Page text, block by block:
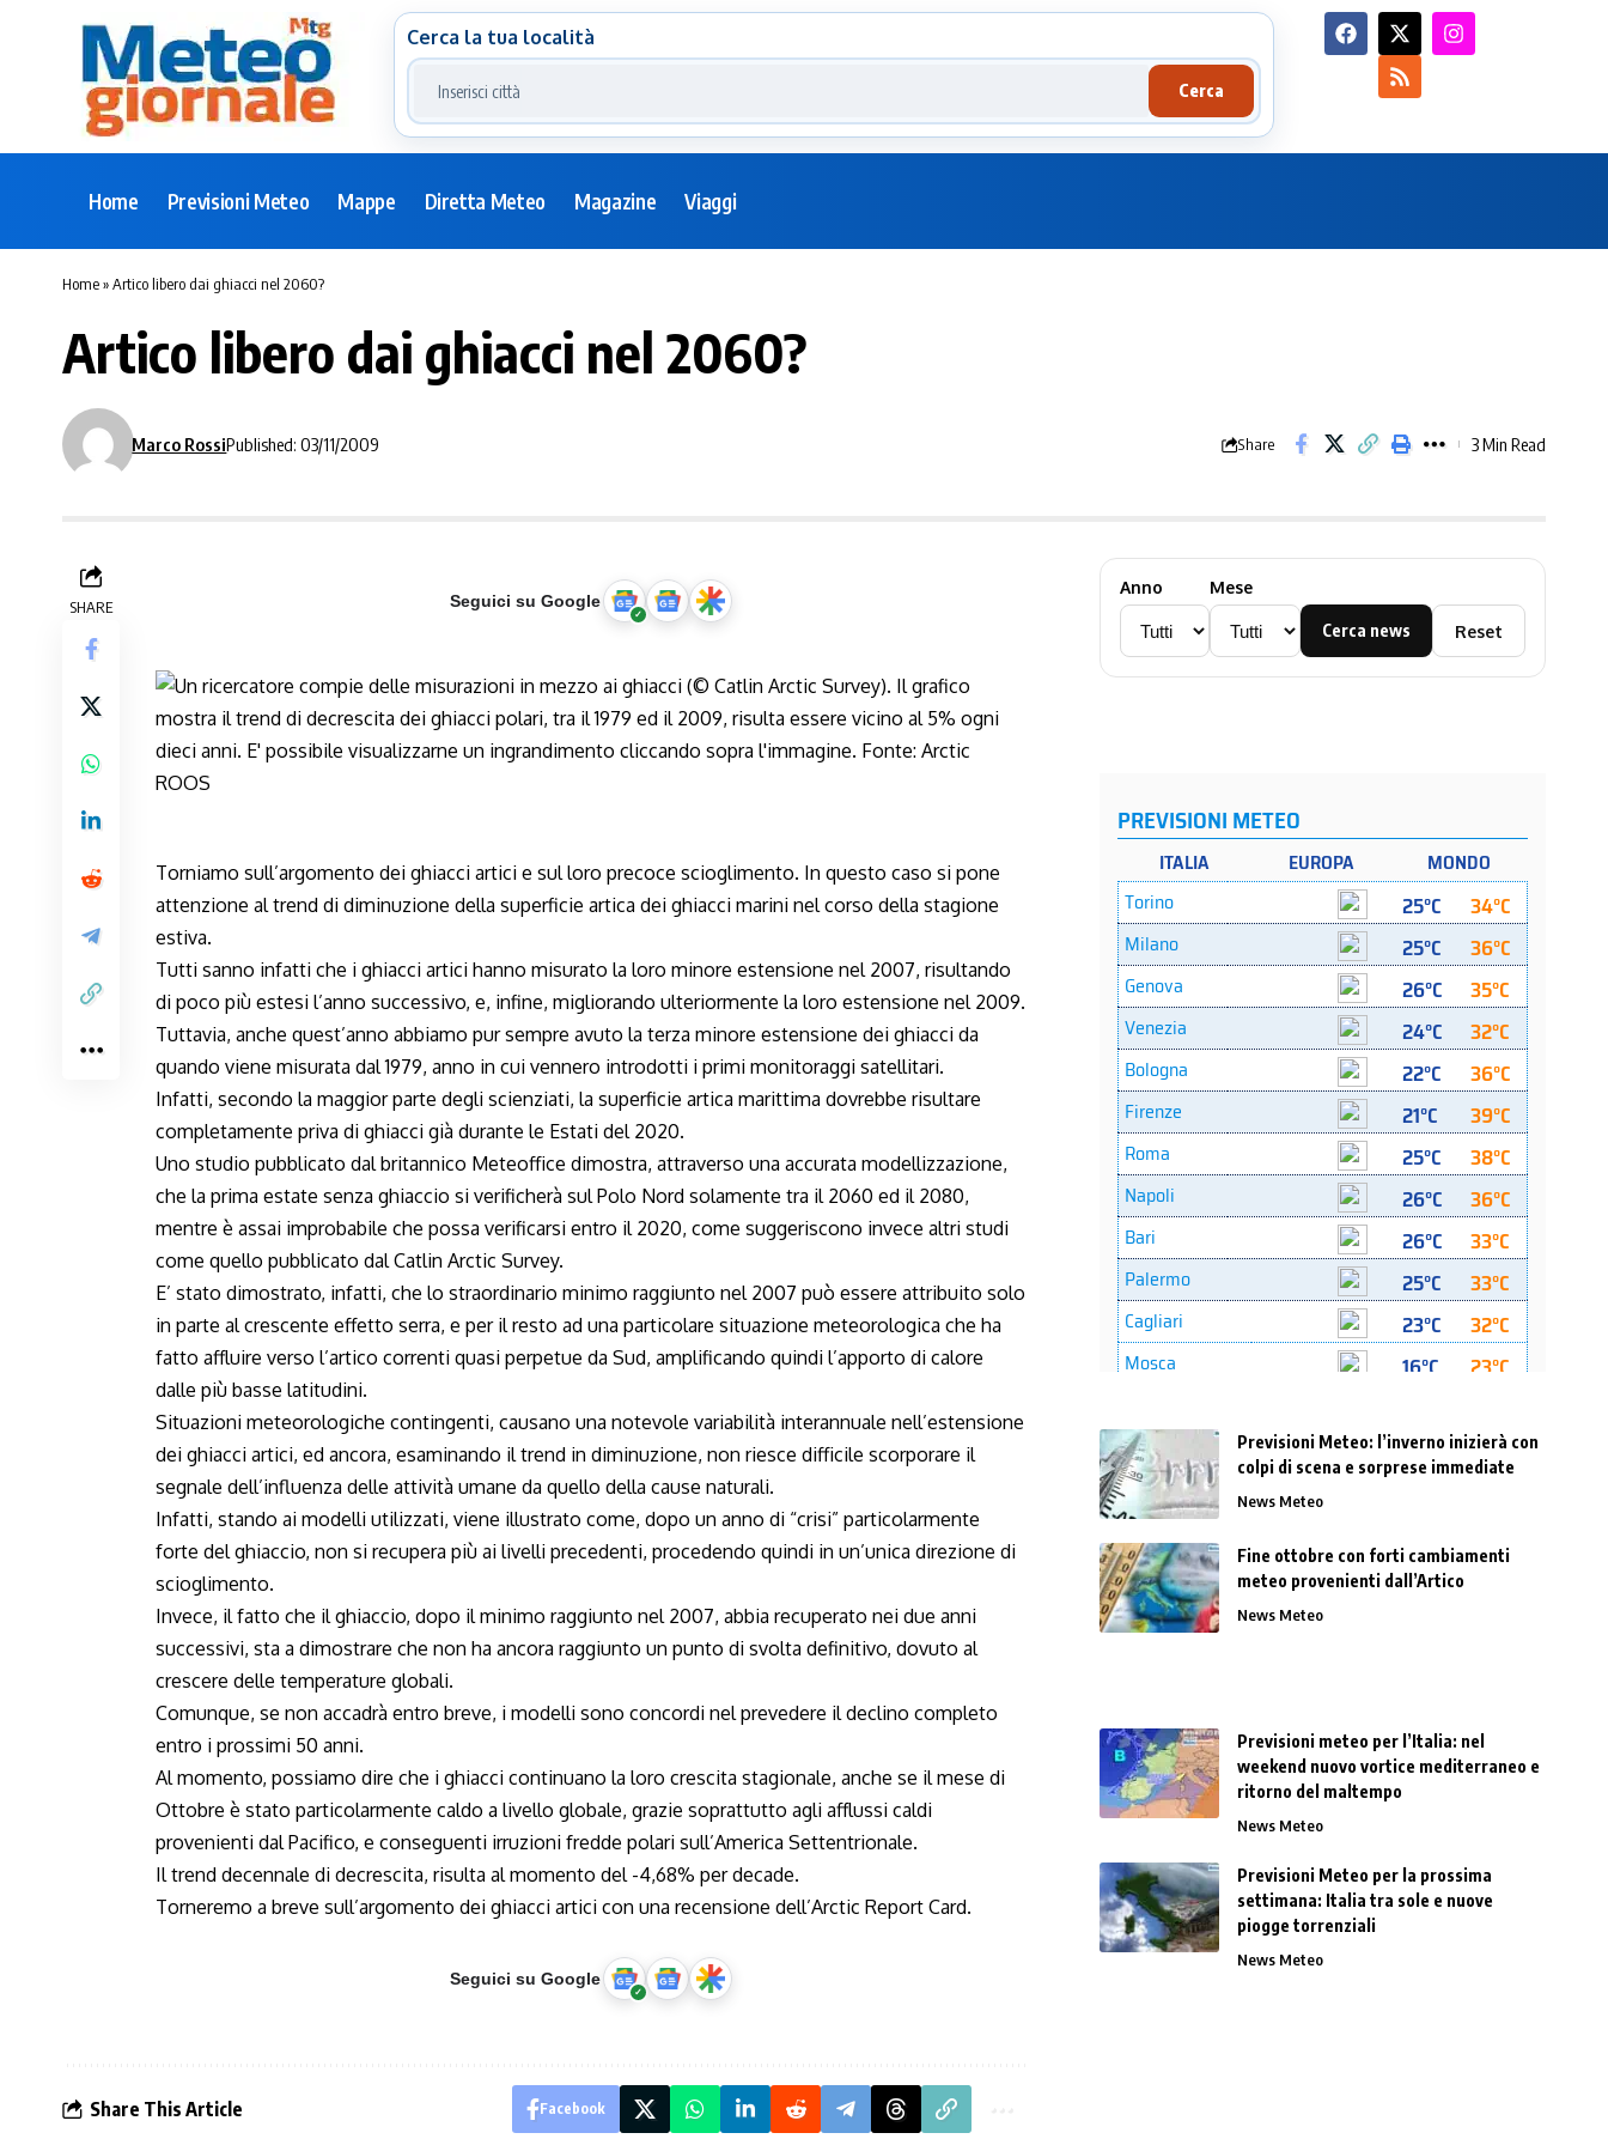
Cerca la tua località
Cerca
Home Previsioni Meteo Mappe Diretta Meteo Magazine Viaggi
Home»Artico libero dai ghiacci nel 2060?
Artico libero dai ghiacci nel 2060?
Marco RossiPublished: 03/11/2009 Share 3 Min Read
SHARE Seguici su Google
Torniamo sull’argomento dei ghiacci artici e sul loro precoce scioglimento. In questo caso si pone
attenzione al trend di diminuzione della superficie artica dei ghiacci marini nel corso della stagione
estiva.
Tutti sanno infatti che i ghiacci artici hanno misurato la loro minore estensione nel 2007, risultando
di poco più estesi l’anno successivo, e, infine, migliorando ulteriormente la loro estensione nel 2009.
Tuttavia, anche quest’anno abbiamo pur sempre avuto la terza minore estensione dei ghiacci da
quando viene misurata dal 1979, anno in cui vennero introdotti i primi monitoraggi satellitari.
Infatti, secondo la maggior parte degli scienziati, la superficie artica marittima dovrebbe risultare
completamente priva di ghiacci già durante le Estati del 2020.
Uno studio pubblicato dal britannico Meteoffice dimostra, attraverso una accurata modellizzazione,
che la prima estate senza ghiaccio si verificherà sul Polo Nord solamente tra il 2060 ed il 2080,
mentre è assai improbabile che possa verificarsi entro il 2020, come suggeriscono invece altri studi
come quello pubblicato dal Catlin Arctic Survey.
E’ stato dimostrato, infatti, che lo straordinario minimo raggiunto nel 2007 può essere attribuito solo
in parte al crescente effetto serra, e per il resto ad una particolare situazione meteorologica che ha
fatto affluire verso l’artico correnti quasi perpetue da Sud, amplificando quindi l’apporto di calore
dalle più basse latitudini.
Situazioni meteorologiche contingenti, causano una notevole variabilità interannuale nell’estensione
dei ghiacci artici, ed ancora, esaminando il trend in diminuzione, non riesce difficile scorporare il
segnale dell’influenza delle attività umane da quello della cause naturali.
Infatti, stando ai modelli utilizzati, viene illustrato come, dopo un anno di “crisi” particolarmente
forte del ghiaccio, non si recupera più ai livelli precedenti, procedendo quindi in un’unica direzione di
scioglimento.
Invece, il fatto che il ghiaccio, dopo il minimo raggiunto nel 2007, abbia recuperato nei due anni
successivi, sta a dimostrare che non ha ancora raggiunto un punto di svolta definitivo, dovuto al
crescere delle temperature globali.
Comunque, se non accadrà entro breve, i modelli sono concordi nel prevedere il declino completo
entro i prossimi 50 anni.
Al momento, possiamo dire che i ghiacci continuano la loro crescita stagionale, anche se il mese di
Ottobre è stato particolarmente caldo a livello globale, grazie soprattutto agli afflussi caldi
provenienti dal Pacifico, e conseguenti irruzioni fredde polari sull’America Settentrionale.
Il trend decennale di decrescita, risulta al momento del -4,68% per decade.
Torneremo a breve sull’argomento dei ghiacci artici con una recensione dell’Arctic Report Card.
Seguici su Google
Share This Article Facebook
Anno Mese
Cerca news Reset
Previsioni Meteo: l’inverno inizierà con
colpi di scena e sorprese immediate
News Meteo
Fine ottobre con forti cambiamenti
meteo provenienti dall’Artico
News Meteo
Previsioni meteo per l’Italia: nel
weekend nuovo vortice mediterraneo e
ritorno del maltempo
News Meteo
Previsioni Meteo per la prossima
settimana: Italia tra sole e nuove
piogge torrenziali
News Meteo